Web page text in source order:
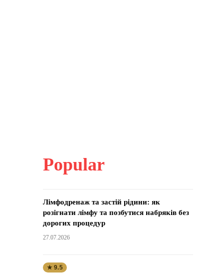
Popular
Лімфодренаж та застій рідини: як
розігнати лімфу та позбутися набряків без
дорогих процедур
27.07.2026
★ 9.5